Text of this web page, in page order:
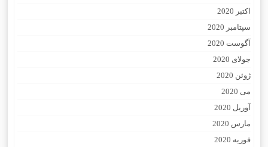
اکتبر 2020
سپتامبر 2020
آگوست 2020
جولای 2020
ژوئن 2020
می 2020
آوریل 2020
مارس 2020
فوریه 2020